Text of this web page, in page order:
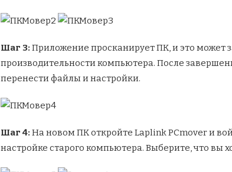
Шаг 3: Приложение просканирует ПК, и это может
производительности компьютера. После
перенести файлы и настройки.
Шаг 4: На новом ПК откройте Laplink PCmover и
настройке старого компьютера. Выберите, что вы